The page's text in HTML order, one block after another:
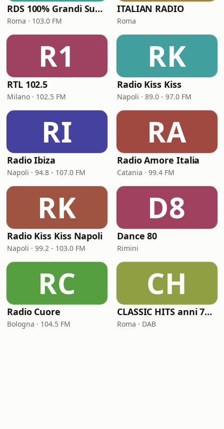
RDS 100% Grandi Successi
Roma · 103.0 FM
ITALIAN RADIO
Roma
R1
RTL 102.5
Milano · 102.5 FM
RK
Radio Kiss Kiss
Napoli · 89.0 - 97.0 FM
RI
Radio Ibiza
Napoli · 94.8 - 107.0 FM
RA
Radio Amore Italia
Catania · 99.4 FM
RK
Radio Kiss Kiss Napoli
Napoli · 99.2 - 103.0 FM
D8
Dance 80
Rimini
RC
Radio Cuore
Bologna · 104.5 FM
CH
CLASSIC HITS anni 70 80 90
Roma · DAB